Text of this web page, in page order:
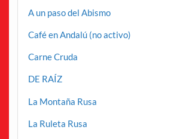
A un paso del Abismo
Café en Andalú (no activo)
Carne Cruda
DE RAÍZ
La Montaña Rusa
La Ruleta Rusa